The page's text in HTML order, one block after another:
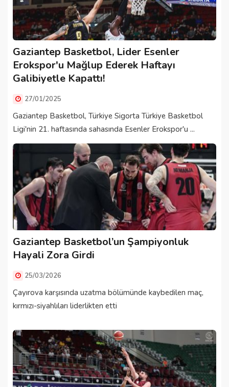
Gaziantep Basketbol, Lider Esenler
Erokspor'u Mağlup Ederek Haftayı
Galibiyetle Kapattı!
27/01/2025
Gaziantep Basketbol, Türkiye Sigorta Türkiye Basketbol
Ligi'nin 21. haftasında sahasında Esenler Erokspor'u ...
Gaziantep Basketbol’un Şampiyonluk
Hayali Zora Girdi
25/03/2026
Çayırova karşısında uzatma bölümünde kaybedilen maç,
kırmızı-siyahlıları liderlikten etti